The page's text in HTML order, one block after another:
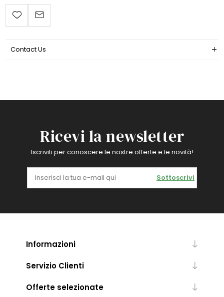
Contact Us
Ricevi la newsletter
Iscriviti per conoscere le nostre offerte e le novità!
Sottoscrivi
Informazioni
Servizio Clienti
Offerte selezionate